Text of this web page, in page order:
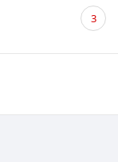
댓
글 3